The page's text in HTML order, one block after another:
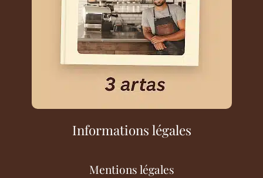
Informations légales
Mentions légales